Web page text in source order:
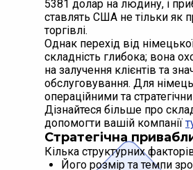
5381 долар на людину, і
ставлять США не тільки як
торгівлі.
Однак перехід від
складність глибока; вона
на залучення клієнтів та
обслуговування. Для
операційними та
Дізнайтеся більше про
допомогти вашій компанії
Стратегічна
Кілька структурних
Його розмір та темпи